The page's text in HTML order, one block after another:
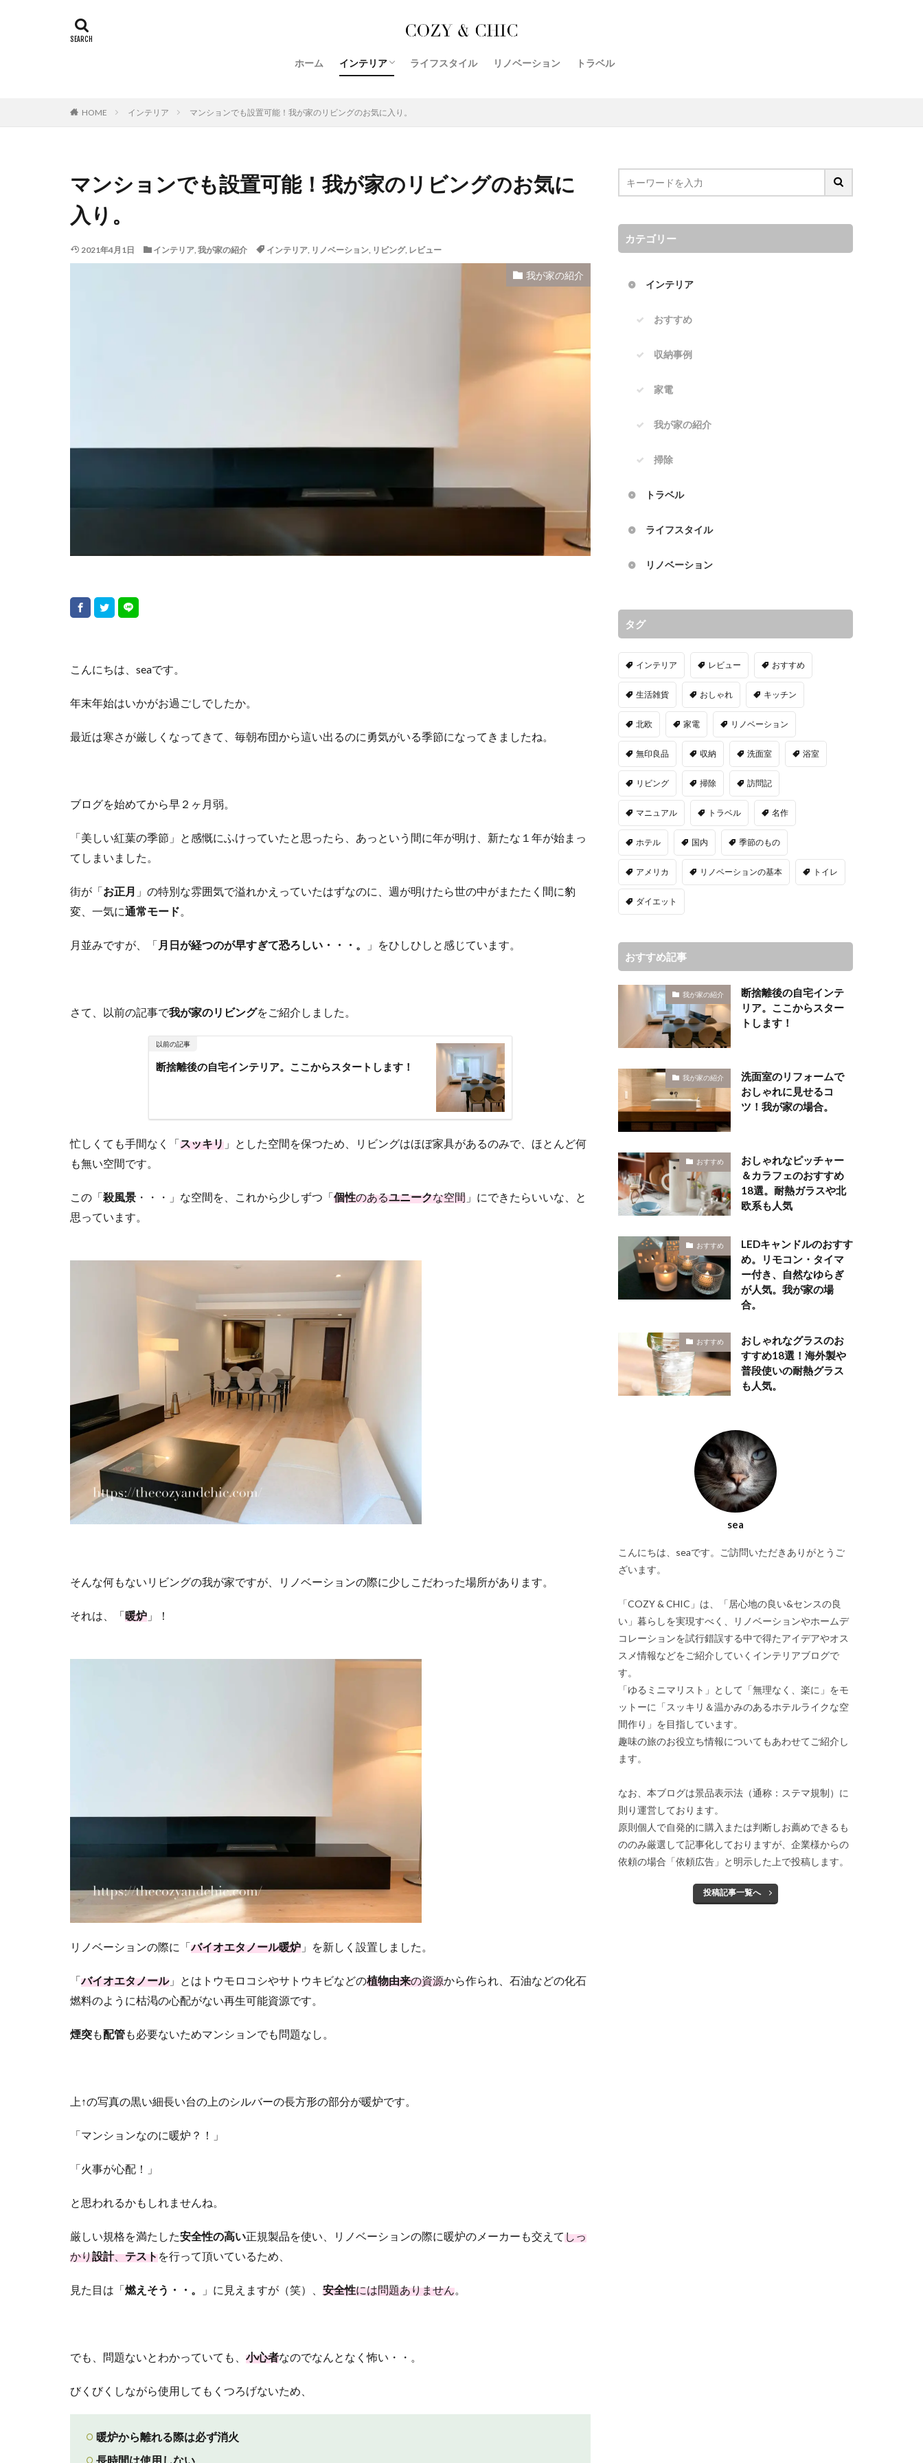
ホーム インテリア ライフスタイル リノベーション トラベル
HOME インテリア マンションでも設置可能！我が家のリビングのお気に入り。
マンションでも設置可能！我が家のリビングのお気に
入り。
2021年4月1日 インテリア, 我が家の紹介 インテリア, リノベーション, リビング, レビュー
我が家の紹介
こんにちは、seaです。
年末年始はいかがお過ごしでしたか。
最近は寒さが厳しくなってきて、毎朝布団から這い出るのに勇気がいる季節になってきましたね。
ブログを始めてから早２ヶ月弱。
「美しい紅葉の季節」と感慨にふけっていたと思ったら、あっという間に年が明け、新たな１年が始まっ
てしまいました。
街が「お正月 」の特別な雰囲気で溢れかえっていたはずなのに、週が明けたら世の中がまたたく間に豹
変、一気に通常モード。
月並みですが、「 月日が経つのが早すぎて恐ろしい・・・。 」をひしひしと感じています。
さて、以前の記事で我が家のリビングをご紹介しました。
以前の記事
断捨離後の自宅インテリア。ここからスタートします！
忙しくても手間なく「スッキリ 」とした空間を保つため、リビングはほぼ家具があるのみで、ほとんど何
も無い空間です。
この「殺風景 ・・・」な空間を、これから少しずつ「個性のあるユニークな空間 」にできたらいいな、と
思っています。
そんな何もないリビングの我が家ですが、リノベーションの際に少しこだわった場所があります。
それは、「暖炉 」！
リノベーションの際に「バイオエタノール暖炉 」を新しく設置しました。
「バイオエタノール」とはトウモロコシやサトウキビなどの植物由来の資源から作られ、石油などの化石
燃料のように枯渇の心配がない再生可能資源です。
煙突も配管も必要ないためマンションでも問題なし。
上↑の写真の黒い細長い台の上のシルバーの長方形の部分が暖炉です。
「マンションなのに暖炉？！」
「火事が心配！」
と思われるかもしれませんね。
厳しい規格を満たした安全性の高い正規製品を使い、リノベーションの際に暖炉のメーカーも交えてしっ
かり設計、テストを行って頂いているため、
見た目は「燃えそう・・。 」に見えますが（笑）、 安全性には問題ありません。
でも、問題ないとわかっていても、 小心者なのでなんとなく怖い・・。
びくびくしながら使用してもくつろげないため、
暖炉から離れる際は必ず消火
長時間は使用しない
カテゴリー
インテリア
おすすめ
収納事例
家電
我が家の紹介
掃除
トラベル
ライフスタイル
リノベーション
タグ
インテリア レビュー おすすめ
生活雑貨 おしゃれ キッチン
北欧 家電 リノベーション
無印良品 収納 洗面室 浴室
リビング 掃除 訪問記
マニュアル トラベル 名作
ホテル 国内 季節のもの
アメリカ リノベーションの基本 トイレ
ダイエット
おすすめ記事
我が家の紹介
断捨離後の自宅インテ
リア。ここからスター
トします！
我が家の紹介
洗面室のリフォームで
おしゃれに見せるコ
ツ！我が家の場合。
おすすめ
おしゃれなピッチャー
＆カラフェのおすすめ
18選。耐熱ガラスや北
欧系も人気
おすすめ
LEDキャンドルのおすす
め。リモコン・タイマ
ー付き、自然なゆらぎ
が人気。我が家の場
合。
おすすめ
おしゃれなグラスのお
すすめ18選！海外製や
普段使いの耐熱グラス
も人気。
sea
こんにちは、seaです。ご訪問いただきありがとうご
ざいます。
「COZY & CHIC」は、「居心地の良い&センスの良
い」暮らしを実現すべく、リノベーションやホームデ
コレーションを試行錯誤する中で得たアイデアやオス
スメ情報などをご紹介していくインテリアブログで
す。
「ゆるミニマリスト」として「無理なく、楽に」をモ
ットーに「スッキリ＆温かみのあるホテルライクな空
間作り」を目指しています。
趣味の旅のお役立ち情報についてもあわせてご紹介し
ます。
なお、本ブログは景品表示法（通称：ステマ規制）に
則り運営しております。
原則個人で自発的に購入または判断しお薦めできるも
ののみ厳選して記事化しておりますが、企業様からの
依頼の場合「依頼広告」と明示した上で投稿します。
投稿記事一覧へ
トイレ ダイエット